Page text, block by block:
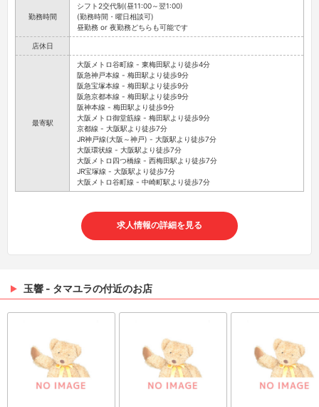
勤務時間
シフト2交代制(昼11:00～翌1:00)
(勤務時間・曜日相談可)
昼勤務 or 夜勤務どちらも可能です
店休日
最寄駅
大阪メトロ谷町線 - 東梅田駅より徒歩4分
阪急神戸本線 - 梅田駅より徒歩9分
阪急宝塚本線 - 梅田駅より徒歩9分
阪急京都本線 - 梅田駅より徒歩9分
阪神本線 - 梅田駅より徒歩9分
大阪メトロ御堂筋線 - 梅田駅より徒歩9分
京都線 - 大阪駅より徒歩7分
JR神戸線(大阪～神戸) - 大阪駅より徒歩7分
大阪環状線 - 大阪駅より徒歩7分
大阪メトロ四つ橋線 - 西梅田駅より徒歩7分
JR宝塚線 - 大阪駅より徒歩7分
大阪メトロ谷町線 - 中崎町駅より徒歩7分
求人情報の詳細を見る
玉響 - タマユラの付近のお店